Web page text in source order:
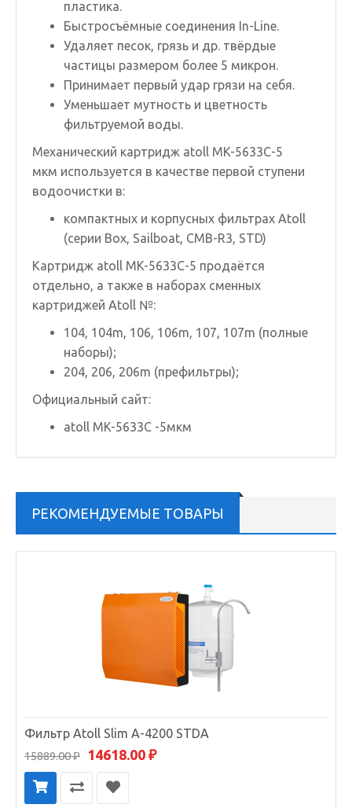
пластика.
Быстросъёмные соединения In-Line.
Удаляет песок, грязь и др. твёрдые
частицы размером более 5 микрон.
Принимает первый удар грязи на себя.
Уменьшает мутность и цветность
фильтруемой воды.
Механический картридж atoll MK-5633C-5
мкм используется в качестве первой ступени
водоочистки в:
компактных и корпусных фильтрах Atoll
(серии Box, Sailboat, CMB-R3, STD)
Картридж atoll MK-5633C-5 продаётся
отдельно, а также в наборах сменных
картриджей Atoll №:
104, 104m, 106, 106m, 107, 107m (полные
наборы);
204, 206, 206m (префильтры);
Официальный сайт:
atoll MK-5633C -5мкм
РЕКОМЕНДУЕМЫЕ ТОВАРЫ
Фильтр Atoll Slim A-4200 STDA
15889.00 ₽ 14618.00 ₽